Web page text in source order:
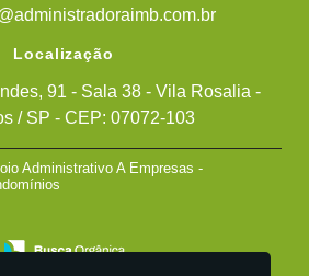
Localização
91 - Sala 38 - Vila Rosalia -
/ SP - CEP: 07072-103
Administrativo A Empresas -